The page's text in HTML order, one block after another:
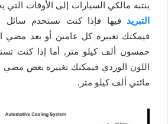
ينتبه مالكي السيارات إلى الأوقات التي
التبريد فيها فإذا كنت تستخدم سائل
فيمكنك تغييره كل عامين أو بعد مضي
خمسون ألف كيلو متر, أما إذا كنت
اللون الوردي فيمكنك تغييره بعض
مائتي ألف كيلو متر.